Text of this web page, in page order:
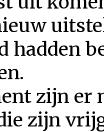
hadden
zijn er
zijn